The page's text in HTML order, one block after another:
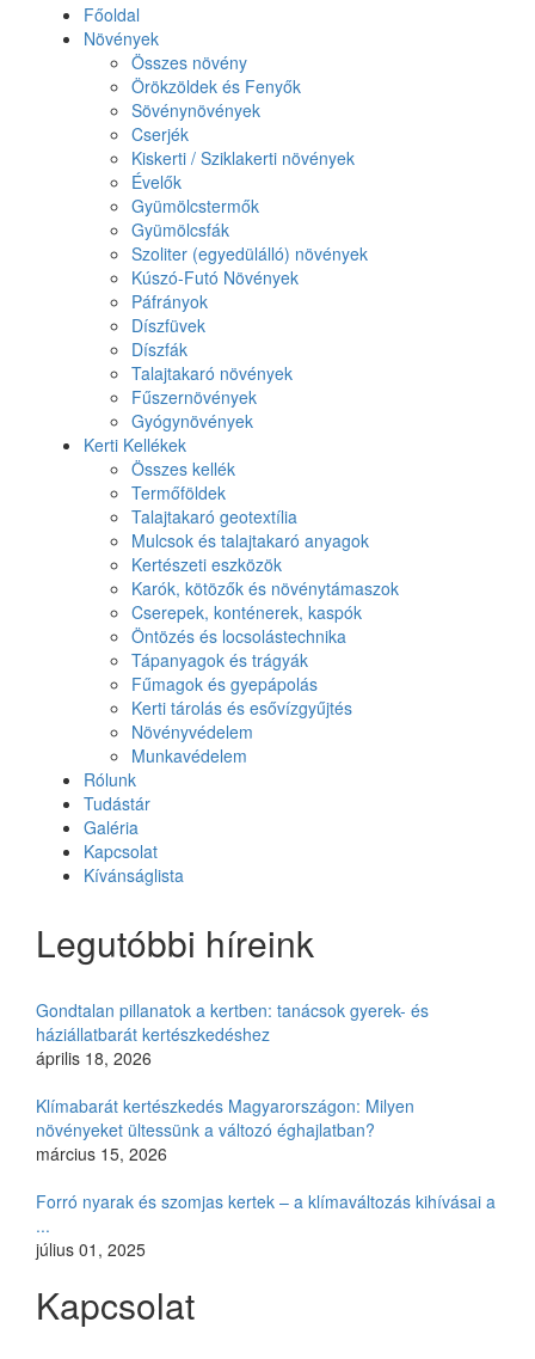
Főoldal
Növények
Összes növény
Örökzöldek és Fenyők
Sövénynövények
Cserjék
Kiskerti / Sziklakerti növények
Évelők
Gyümölcstermők
Gyümölcsfák
Szoliter (egyedülálló) növények
Kúszó-Futó Növények
Páfrányok
Díszfüvek
Díszfák
Talajtakaró növények
Fűszernövények
Gyógynövények
Kerti Kellékek
Összes kellék
Termőföldek
Talajtakaró geotextília
Mulcsok és talajtakaró anyagok
Kertészeti eszközök
Karók, kötözők és növénytámaszok
Cserepek, konténerek, kaspók
Öntözés és locsolástechnika
Tápanyagok és trágyák
Fűmagok és gyepápolás
Kerti tárolás és esővízgyűjtés
Növényvédelem
Munkavédelem
Rólunk
Tudástár
Galéria
Kapcsolat
Kívánságlista
Legutóbbi híreink
Gondtalan pillanatok a kertben: tanácsok gyerek- és
háziállatbarát kertészkedéshez
április 18, 2026
Klímabarát kertészkedés Magyarországon: Milyen
növényeket ültessünk a változó éghajlatban?
március 15, 2026
Forró nyarak és szomjas kertek – a klímaváltozás kihívásai a
...
július 01, 2025
Kapcsolat